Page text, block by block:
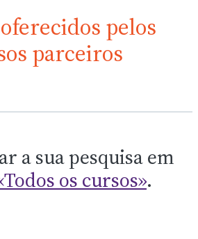
pelos
parceiros
a sua pesquisa em
os cursos».